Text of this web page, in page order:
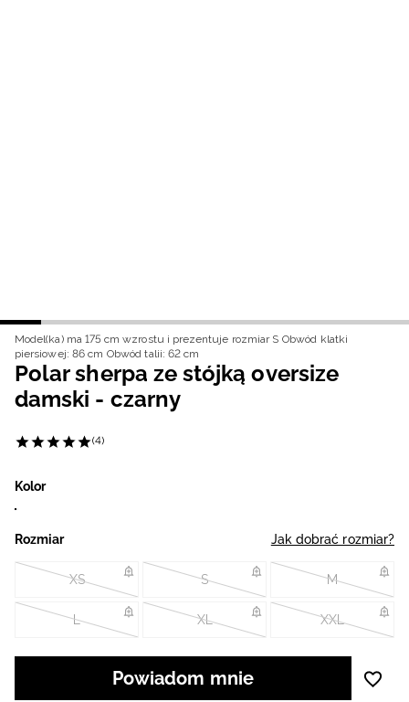
Model(ka) ma 175 cm wzrostu i prezentuje rozmiar S Obwód klatki
piersiowej: 86 cm Obwód talii: 62 cm
Polar sherpa ze stójką oversize
damski - czarny
(4)
Kolor
Rozmiar Jak dobrać rozmiar?
XS S M
L XL XXL
Powiadom mnie